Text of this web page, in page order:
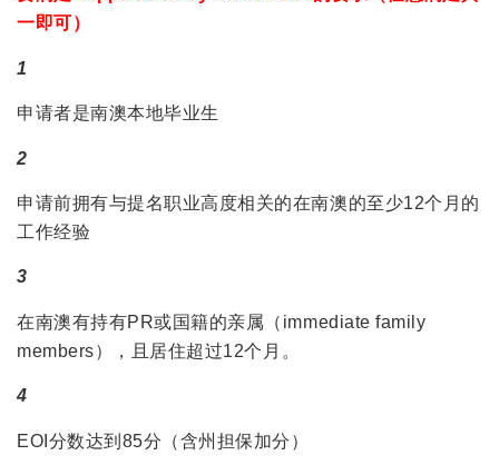
一即可）
1
申请者是南澳本地毕业生
2
申请前拥有与提名职业高度相关的在南澳的至少12个月的
工作经验
3
在南澳有持有PR或国籍的亲属（immediate family
members），且居住超过12个月。
4
EOI分数达到85分（含州担保加分）